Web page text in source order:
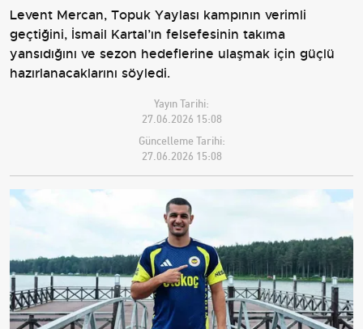
Levent Mercan, Topuk Yaylası kampının verimli
geçtiğini, İsmail Kartal’ın felsefesinin takıma
yansıdığını ve sezon hedeflerine ulaşmak için güçlü
hazırlanacaklarını söyledi.
Yayın Tarihi:
27.06.2026 15:08
Güncelleme Tarihi:
27.06.2026 15:08